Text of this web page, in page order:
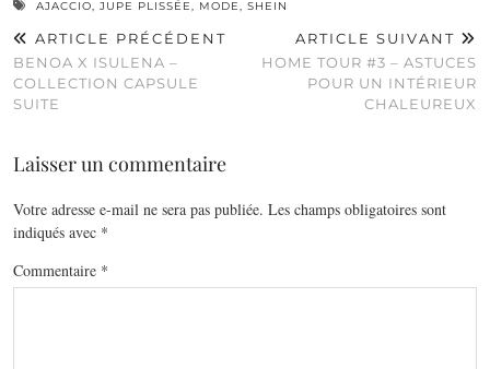
AJACCIO, JUPE PLISSÉE, MODE, SHEIN
ARTICLE PRÉCÉDENT
BENOA X ISULENA –
COLLECTION CAPSULE
SUITE
ARTICLE SUIVANT
HOME TOUR #3 – ASTUCES
POUR UN INTÉRIEUR
CHALEUREUX
Laisser un commentaire
Votre adresse e-mail ne sera pas publiée. Les champs obligatoires sont
indiqués avec *
Commentaire *